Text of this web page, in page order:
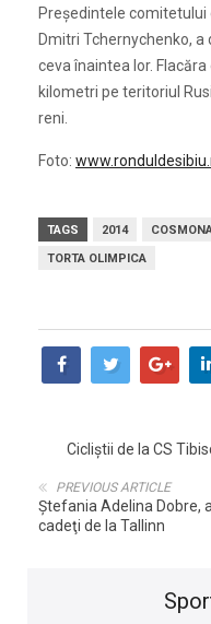
Preşedintele comitetului
Dmitri Tchernychenko,
ceva înaintea lor.
kilometri pe teritoriul
reni.
Foto:
TAGS 2014
TORTA OLIMPICA
Cicliştii de la CS
PREVIOUS ARTICLE
Ştefania Adelina Dobre,
cadeţi de la Tallinn